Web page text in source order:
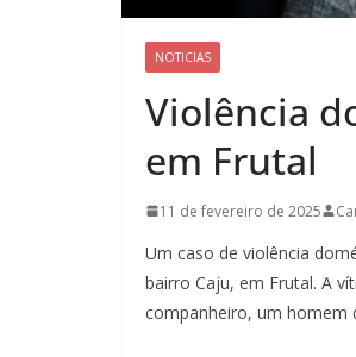
NOTICIAS
Violência
em Frutal
11 de fevereiro de 2025
Um caso de violência
bairro Caju, em Frutal. A
companheiro, um homem